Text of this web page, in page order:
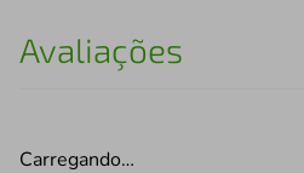
Avaliações
Carregando…